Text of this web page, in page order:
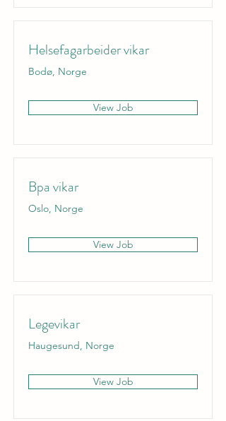
Helsefagarbeider vikar
Bodø, Norge
View Job
Bpa vikar
Oslo, Norge
View Job
Legevikar
Haugesund, Norge
View Job